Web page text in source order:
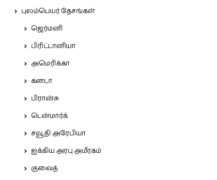
புலம்பெயர் தேசங்கள்
ஜெர்மனி
பிரிட்டானியா
அமெரிக்கா
கனடா
பிரான்சு
டென்மார்க்
சவூதி அரேபியா
ஐக்கிய அரபு அமீரகம்
குவைத்